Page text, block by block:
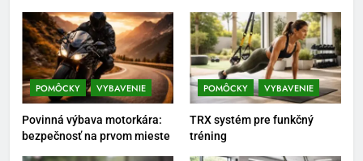
POMÔCKY VYBAVENIE
Povinná výbava motorkára:
bezpečnosť na prvom mieste
POMÔCKY VYBAVENIE
TRX systém pre funkčný
tréning
POMÔCKY VYBAVENIE
8
Najlepšie doplnky pre
motocyklistov na dlhé trasy
VYBAVENIE